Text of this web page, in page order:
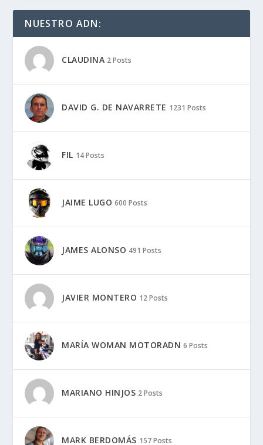
NUESTRO ADN:
CLAUDINA 2 Posts
DAVID G. DE NAVARRETE 1231 Posts
FIL 14 Posts
JAIME LUGO 600 Posts
JAMES ALONSO 491 Posts
JAVIER MONTERO 12 Posts
MARÍA WOMAN MOTORADN 6 Posts
MARIANO HINJOS 2 Posts
MARK BERDOMÁS 157 Posts